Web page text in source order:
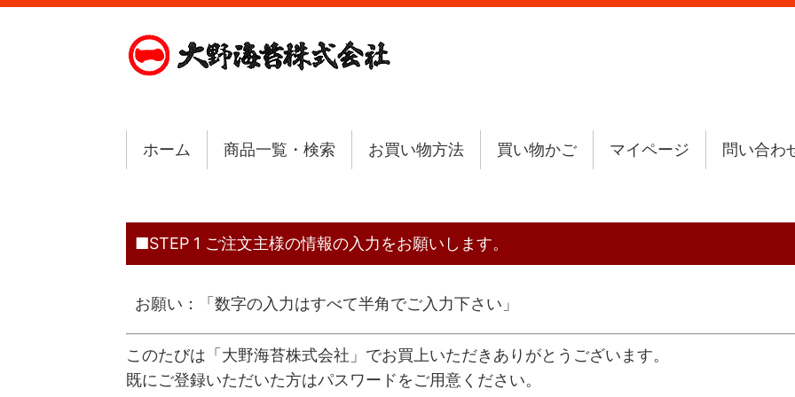
ホーム 商品一覧・検索 お買い物方法 買い物かご マイページ 問い合わ
■STEP 1 ご注文主様の情報の入力をお願いします。
お願い：「数字の入力はすべて半角でご入力下さい」
このたびは「大野海苔株式会社」でお買上いただきありがとうございます。
既にご登録いただいた方はパスワードをご用意ください。